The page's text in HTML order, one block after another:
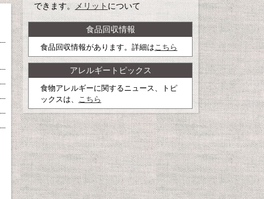
できます。メリットについて
食品回収情報
食品回収情報があります。詳細は こちら
アレルギートピックス
食物アレルギーに関するニュース、トピ
ックスは、
こちら